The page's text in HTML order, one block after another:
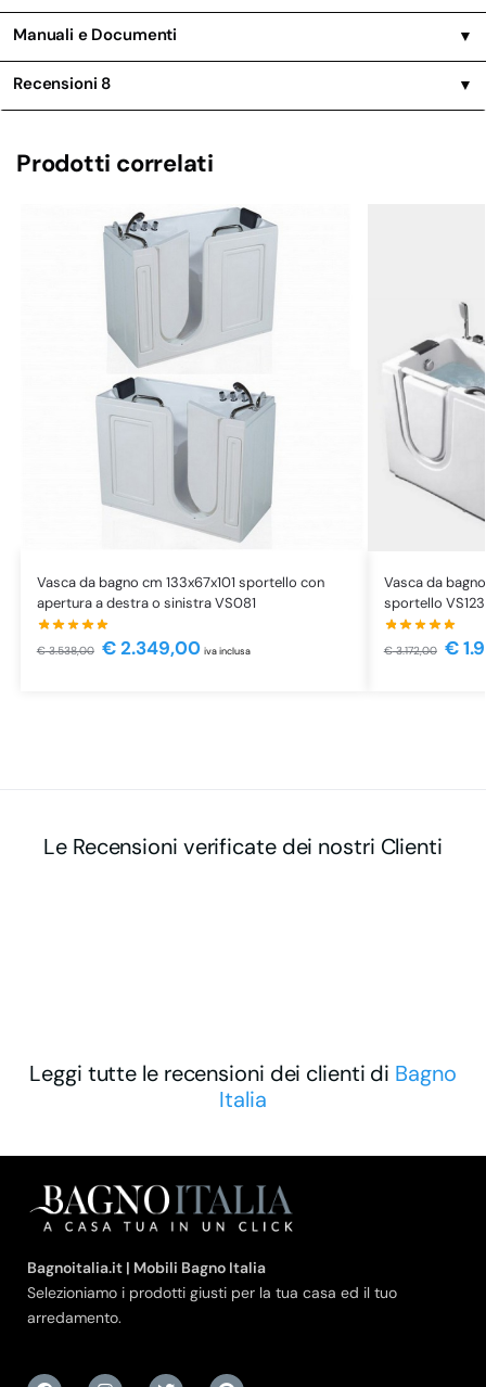
Manuali e Documenti ▼
Recensioni 8 ▼
Prodotti correlati
Vasca da bagno cm 133x67x101 sportello con
apertura a destra o sinistra VS081
€3.538,00 €2.349,00 iva inclusa
Vasca da
sportello VS123
€3.172,00 €
Le Recensioni verificate dei nostri Clienti
Leggi tutte le recensioni dei clienti di Bagno
Italia
Bagnoitalia.it | Mobili Bagno Italia
Selezioniamo i prodotti giusti per la tua casa ed il tuo
arredamento.